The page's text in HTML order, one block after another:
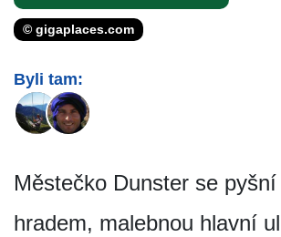
© gigaplaces.com
Byli tam:
Městečko Dunster se
hradem, malebnou hlavní